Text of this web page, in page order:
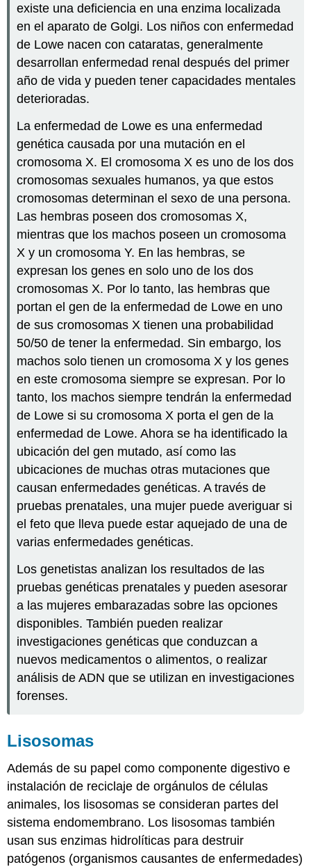
existe una deficiencia en una enzima localizada
en el aparato de Golgi. Los niños con enfermedad
de Lowe nacen con cataratas, generalmente
desarrollan enfermedad renal después del primer
año de vida y pueden tener capacidades mentales
deterioradas.
La enfermedad de Lowe es una enfermedad
genética causada por una mutación en el
cromosoma X. El cromosoma X es uno de los dos
cromosomas sexuales humanos, ya que estos
cromosomas determinan el sexo de una persona.
Las hembras poseen dos cromosomas X,
mientras que los machos poseen un cromosoma
X y un cromosoma Y. En las hembras, se
expresan los genes en solo uno de los dos
cromosomas X. Por lo tanto, las hembras que
portan el gen de la enfermedad de Lowe en uno
de sus cromosomas X tienen una probabilidad
50/50 de tener la enfermedad. Sin embargo, los
machos solo tienen un cromosoma X y los genes
en este cromosoma siempre se expresan. Por lo
tanto, los machos siempre tendrán la enfermedad
de Lowe si su cromosoma X porta el gen de la
enfermedad de Lowe. Ahora se ha identificado la
ubicación del gen mutado, así como las
ubicaciones de muchas otras mutaciones que
causan enfermedades genéticas. A través de
pruebas prenatales, una mujer puede averiguar si
el feto que lleva puede estar aquejado de una de
varias enfermedades genéticas.
Los genetistas analizan los resultados de las
pruebas genéticas prenatales y pueden asesorar
a las mujeres embarazadas sobre las opciones
disponibles. También pueden realizar
investigaciones genéticas que conduzcan a
nuevos medicamentos o alimentos, o realizar
análisis de ADN que se utilizan en investigaciones
forenses.
Lisosomas
Además de su papel como componente digestivo e
instalación de reciclaje de orgánulos de células
animales, los lisosomas se consideran partes del
sistema endomembrano. Los lisosomas también
usan sus enzimas hidrolíticas para destruir
patógenos (organismos causantes de enfermedades)